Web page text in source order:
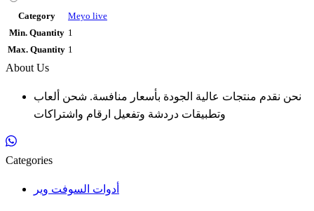
Category
Meyo live
Min. Quantity 1
Max. Quantity 1
About Us
نحن نقدم منتجات عالية الجودة بأسعار منافسة. شحن ألعاب
وتطبيقات دردشة وتفعيل ارقام واشتراكات
Categories
أدوات السوفت وير